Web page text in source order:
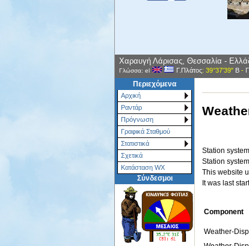
Χαραυγή Λάρισας, Θεσσαλία -
Γλώσσα: el Γ.Πλάτος: 39°37'39" Β-
Περιεχόμενα
Αρχική
Ραντάρ
Πρόγνωση
Γραφικά Σταθμού
Στατιστικά
Σχετικά
Κατάσταση WX
Σύνδεσμοι
Station
Station
This website
It was last
Component
Weather-